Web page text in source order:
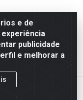
e de
publicidade
e melhorar a
LTDA - BA-052,
000 - CNPJ